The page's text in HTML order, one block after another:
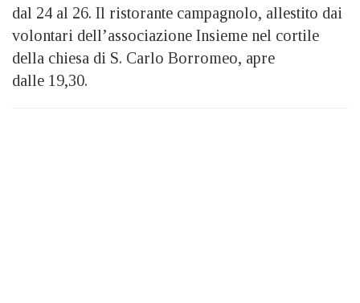
dal 24 al 26. Il ristorante campagnolo, allestito dai
volontari dell’associazione Insieme nel cortile
della chiesa di S. Carlo Borromeo, apre
dalle 19,30.